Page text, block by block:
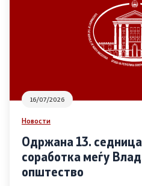
Извештаи
Список на ОЈИ
16/07/2026
Новости
Одржана 13.
соработка меѓу
општество